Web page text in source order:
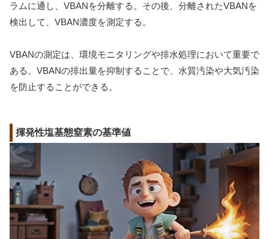
ラムに通し、VBANを分離する。その後、分離されたVBANを
検出して、VBAN濃度を測定する。
VBANの測定は、環境モニタリングや排水処理において重要で
ある。VBANの排出量を抑制することで、水質汚染や大気汚染
を防止することができる。
揮発性塩基態窒素の基準値